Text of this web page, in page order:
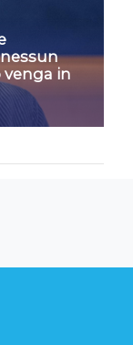
venga in